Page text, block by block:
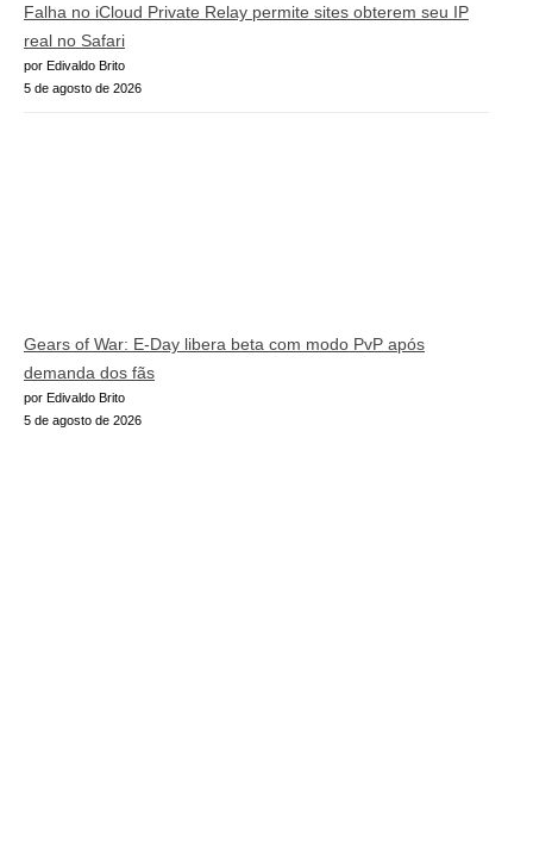
Falha no iCloud Private Relay permite sites obterem seu IP
real no Safari
por Edivaldo Brito
5 de agosto de 2026
Gears of War: E-Day libera beta com modo PvP após
demanda dos fãs
por Edivaldo Brito
5 de agosto de 2026